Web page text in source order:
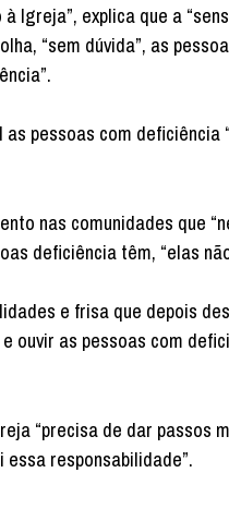
Igreja”, explica que a
“sem dúvida”, as
pessoas com deficiência
nas comunidades que
deficiência têm, “elas
e frisa que depois
ouvir as pessoas com
“precisa de dar passos
responsabilidade”.